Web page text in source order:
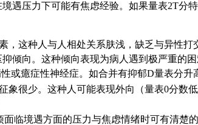
遇压力下可能有焦虑经验。如果量表2T分
这种人与人相处关系肤浅，缺乏与异性
倾向。这种倾向表现为病人遇到极严重的
癔症性神经症。如合并有抑郁D量表分升
很少。这种人可能表现外向（量表0分数
临境遇方面的压力与焦虑情绪时可有清楚